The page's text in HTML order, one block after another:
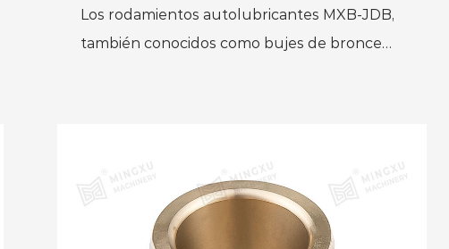
Los rodamientos autolubricantes MXB-JDB,
también conocidos como bujes de bronce